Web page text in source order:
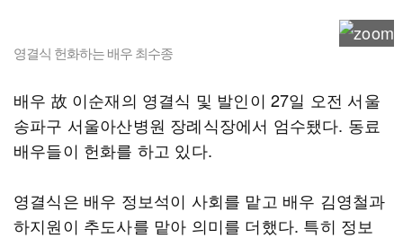
영결식 헌화하는 배우 최수종
배우 故 이순재의 영결식 및 발인이 27일 오전 서울
송파구 서울아산병원 장례식장에서 엄수됐다. 동료
배우들이 헌화를 하고 있다.
영결식은 배우 정보석이 사회를 맡고 배우 김영철과
하지원이 추도사를 맡아 의미를 더했다. 특히 정보